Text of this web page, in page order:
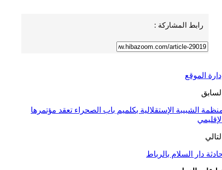
رابط المشاركة :
الموقع
الشبيبة الإستقلالية بكلميم باب الصحراء تعقد مؤتمرها
دار السلام بالرباط